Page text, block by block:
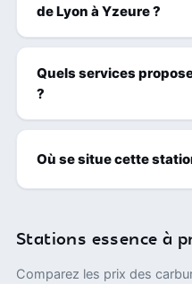
de Lyon à Yzeure ?
Quels services
?
Où se situe cette
Stations essence à
Comparez les prix des